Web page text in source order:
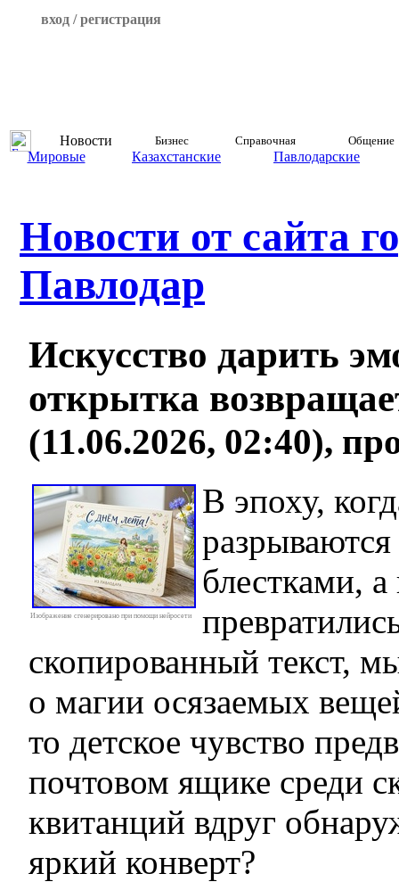
вход / регистрация
Новости Бизнес Справочная Общение
Мировые Казахстанские Павлодарские
Новости от сайта
Павлодар
Искусство дарить
открытка
(11.06.2026, 02:40),
Изображение сгенерировано при помощи нейросети
В эпоху,
блестками, а
скопированный текст,
о магии осязаемых
то детское чувство
почтовом ящике среди
квитанций вдруг
яркий конверт?